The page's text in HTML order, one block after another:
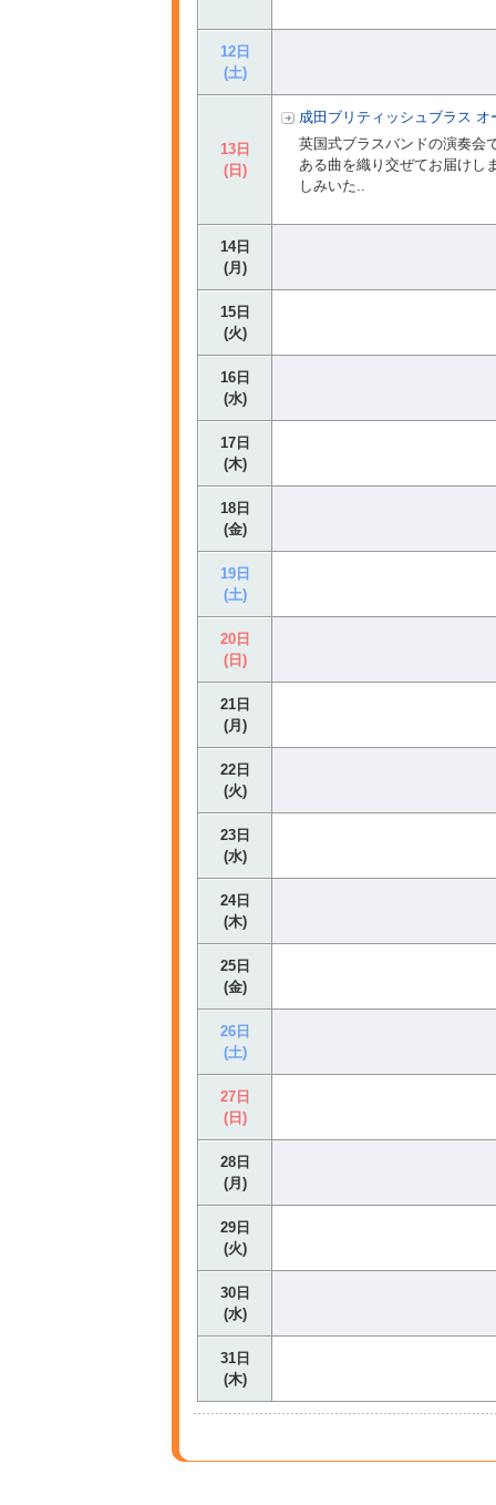
12日
(土)
13日
(日)
成田ブリティッシュブラス
英国式ブラスバンドの演奏会
ある曲を織り交ぜてお届けし
しみいた..
14日
(月)
15日
(火)
16日
(水)
17日
(木)
18日
(金)
19日
(土)
20日
(日)
21日
(月)
22日
(火)
23日
(水)
24日
(木)
25日
(金)
26日
(土)
27日
(日)
28日
(月)
29日
(火)
30日
(水)
31日
(木)